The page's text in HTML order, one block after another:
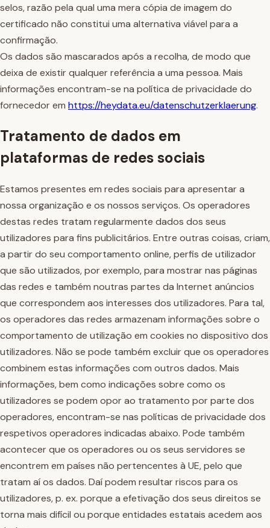
selos, razão pela qual uma mera cópia de imagem do
certificado não constitui uma alternativa viável para a
confirmação.
Os dados são mascarados após a recolha, de modo que
deixa de existir qualquer referência a uma pessoa. Mais
informações encontram-se na política de privacidade do
fornecedor em https://heydata.eu/datenschutzerklaerung.
Tratamento de dados em
plataformas de redes sociais
Estamos presentes em redes sociais para apresentar a
nossa organização e os nossos serviços. Os operadores
destas redes tratam regularmente dados dos seus
utilizadores para fins publicitários. Entre outras coisas, criam,
a partir do seu comportamento online, perfis de utilizador
que são utilizados, por exemplo, para mostrar nas páginas
das redes e também noutras partes da Internet anúncios
que correspondem aos interesses dos utilizadores. Para tal,
os operadores das redes armazenam informações sobre o
comportamento de utilização em cookies no dispositivo dos
utilizadores. Não se pode também excluir que os operadores
combinem estas informações com outros dados. Mais
informações, bem como indicações sobre como os
utilizadores se podem opor ao tratamento por parte dos
operadores, encontram-se nas políticas de privacidade dos
respetivos operadores indicadas abaixo. Pode também
acontecer que os operadores ou os seus servidores se
encontrem em países não pertencentes à UE, pelo que
tratam aí os dados. Daí podem resultar riscos para os
utilizadores, p. ex. porque a efetivação dos seus direitos se
torna mais difícil ou porque entidades estatais acedem aos